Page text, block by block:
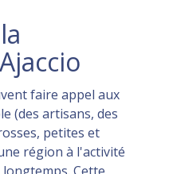
faire appel aux
(des artisans, des
petites et
région à l'activité